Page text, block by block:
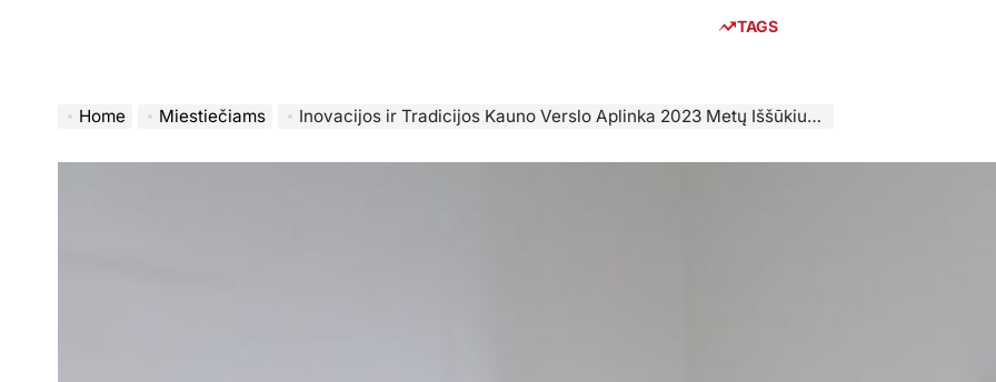
TAGS
Home Miestiečiams Inovacijos ir Tradicijos Kauno Verslo Aplinka 2023 Metų Iššūkiuose